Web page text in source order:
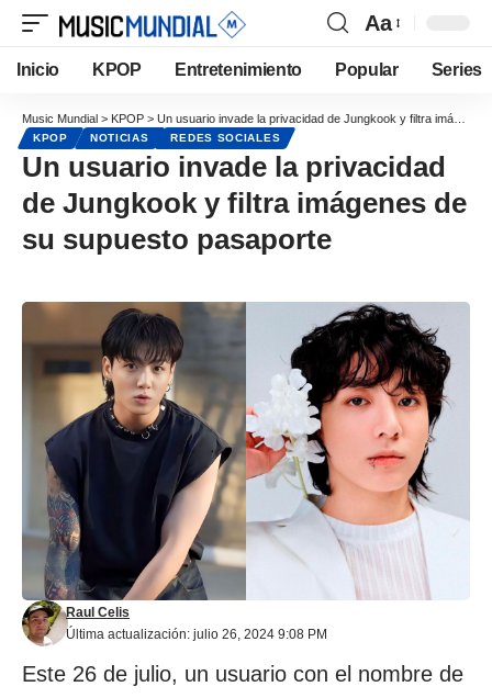
Aa
Inicio KPOP Entretenimiento Popular Series
Music Mundial > KPOP > Un usuario invade la privacidad de Jungkook y filtra imágenes de su supuesto pasaporte
KPOP NOTICIAS REDES SOCIALES
Un usuario invade la privacidad
de Jungkook y filtra imágenes de
su supuesto pasaporte
Última actualización: julio 26, 2024 9:08 PM
Raul Celis
Este 26 de julio, un usuario con el nombre de